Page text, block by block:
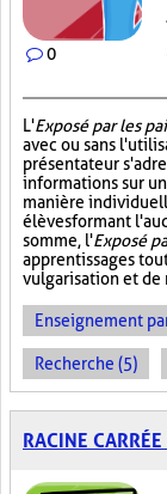
0
L'Exposé par les
avec ou sans
présentateur
informations sur
manière
élèves formant
somme, l'Exposé
apprentissages
vulgarisation et de
Enseignement
Recherche (5)
RACINE